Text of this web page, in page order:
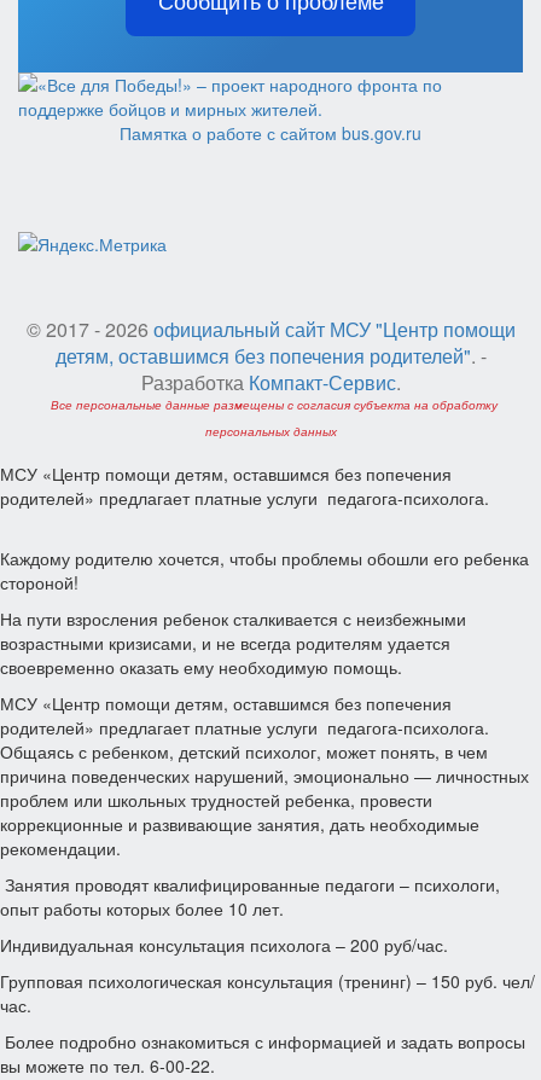
Памятка о работе с сайтом bus.gov.ru
© 2017 - 2026 официальный сайт МСУ "Центр помощи
детям, оставшимся без попечения родителей". -
Разработка Компакт-Сервис.
Все персональные данные размещены с согласия субъекта на обработку
персональных данных
МСУ «Центр помощи детям, оставшимся без попечения
родителей» предлагает платные услуги педагога-психолога.
Каждому родителю хочется, чтобы проблемы обошли его ребенка
стороной!
На пути взросления ребенок сталкивается с неизбежными
возрастными кризисами, и не всегда родителям удается
своевременно оказать ему необходимую помощь.
МСУ «Центр помощи детям, оставшимся без попечения
родителей» предлагает платные услуги педагога-психолога.
Общаясь с ребенком, детский психолог, может понять, в чем
причина поведенческих нарушений, эмоционально — личностных
проблем или школьных трудностей ребенка, провести
коррекционные и развивающие занятия, дать необходимые
рекомендации.
Занятия проводят квалифицированные педагоги – психологи,
опыт работы которых более 10 лет.
Индивидуальная консультация психолога – 200 руб/час.
Групповая психологическая консультация (тренинг) – 150 руб. чел/
час.
Более подробно ознакомиться с информацией и задать вопросы
вы можете по тел. 6-00-22.